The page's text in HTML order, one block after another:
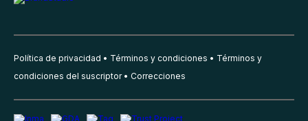
Política de privacidad Términos y condiciones
Términos y
condiciones del suscriptor
Correcciones